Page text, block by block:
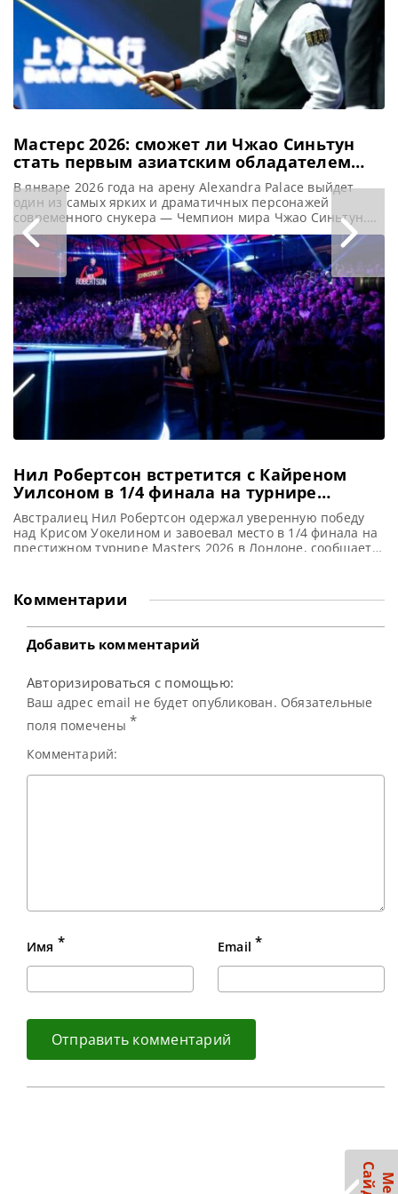
действующим
Чемпионом
Кайреном Уилсоном
и одержал
уверенную
Мастерс 2026: сможет ли Чжао Синьтун
стать первым азиатским обладателем
Тройной короны
В январе 2026 года на арену Alexandra Palace выйдет
один из самых ярких и драматичных персонажей
современного снукера — Чемпион мира Чжао Синьтун.
Его участие в турнире Masters — не просто возвращение
на элитный уровень, а шанс войти в историю как первый
игрок из Азии, завоевавший Тройную корону, сообщает
totallysnookered Чемпион мира Чжао Синьтун стремится
Нил Робертсон встретится с Кайреном
Уилсоном в 1/4 финала на турнире
Мастерс 2026 в Лондоне
Австралиец Нил Робертсон одержал уверенную победу
над Крисом Уокелином и завоевал место в 1/4 финала на
престижном турнире Masters 2026 в Лондоне, сообщает
1/8 финала на турнире Masters 2026 в Alexandra Palace.
Эта победа укрепила надежды Робертсона на
Комментарии
Добавить комментарий
Авторизироваться с помощью:
Ваш адрес email не будет опубликован. Обязательные
поля помечены *
Комментарий:
Имя * Email *